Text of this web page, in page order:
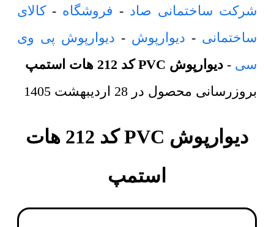
شرکت ساختمانی صاد - فروشگاه -کالای
ساختمانی - دیوارپوش - دیوارپوش پی وی
سی - دیوارپوش PVC کد 212 هات استمپ
بروزرسانی محصول در 28 اردیبهشت 1405
دیوارپوش PVC کد 212 هات
استمپ